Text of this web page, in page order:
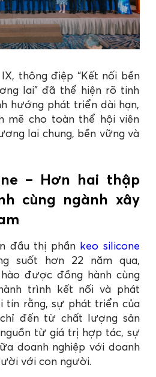
thông điệp “Kết nối bền
lai” đã thể hiện rõ tinh
hướng phát triển dài hạn,
mẽ cho toàn thể hội viên
lai chung, bền vững và
– Hơn hai thập
cùng ngành xây
đầu thị phần keo silicone
suốt hơn 22 năm qua,
được đồng hành cùng
trình kết nối và phát
tin rằng, sự phát triển của
đến từ chất lượng sản
từ giá trị hợp tác, sự
doanh nghiệp với doanh
với con người.